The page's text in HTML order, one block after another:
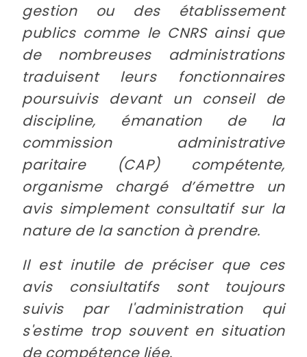
gestion ou des établissement
publics comme le CNRS ainsi que
de nombreuses administrations
traduisent leurs fonctionnaires
poursuivis devant un conseil de
discipline, émanation de la
commission administrative
paritaire (CAP) compétente,
organisme chargé d’émettre un
avis simplement consultatif sur la
nature de la sanction à prendre.
Il est inutile de préciser que ces
avis consiultatifs sont toujours
suivis par l'administration qui
s'estime trop souvent en situation
de compétence liée.